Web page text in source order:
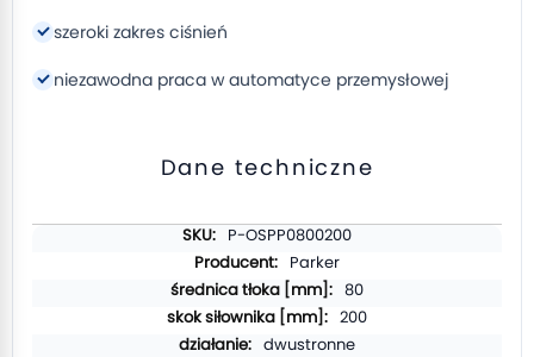
szeroki zakres ciśnień
niezawodna praca w automatyce przemysłowej
Dane techniczne
P-OSPP0800200
Parker
80
200
dwustronne